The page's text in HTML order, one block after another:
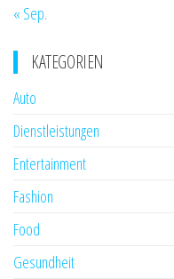
« Sep.
KATEGORIEN
Auto
Dienstleistungen
Entertainment
Fashion
Food
Gesundheit